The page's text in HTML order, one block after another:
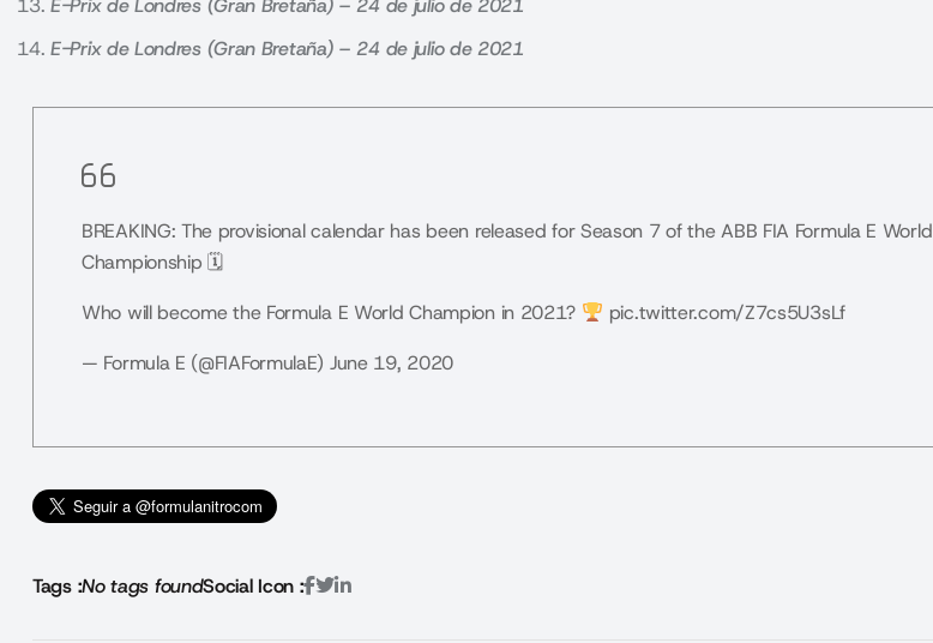
E-Prix de Londres (Gran Bretaña) – 24 de julio de 2021
E-Prix de Londres (Gran Bretaña) – 24 de julio de 2021
BREAKING: The provisional calendar has been released for Season 7 of the ABB FIA Formula E World
Championship 🗓
Who will become the Formula E World Champion in 2021?
pic.twitter.com/Z7cs5U3sLf
— Formula E (@FIAFormulaE) June 19, 2020
Tags :No tags foundSocial Icon :